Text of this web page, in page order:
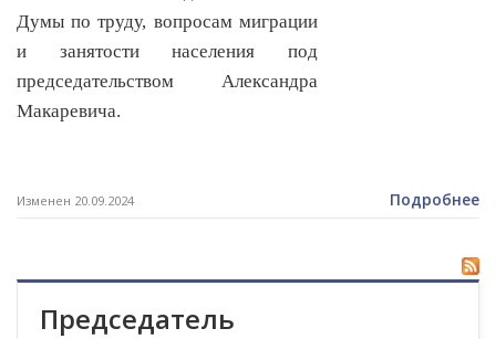
Думы по труду, вопросам миграции
и занятости населения под
председательством Александра
Макаревича.
Изменен 20.09.2024 Подробнее
Председатель